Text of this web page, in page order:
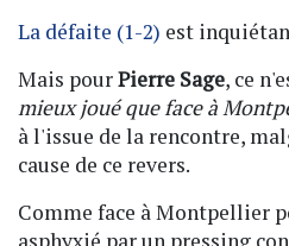
La défaite (1-2) est
Mais pourPierre Sage, ce
mieux joué que face à
à l'issue de la rencontre,
cause de ce revers.
Comme face à Montpellier